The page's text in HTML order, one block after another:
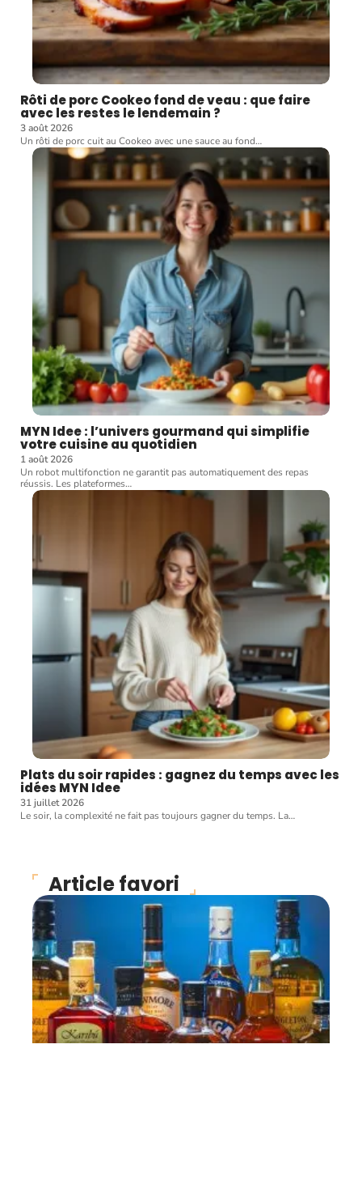
Rôti de porc Cookeo fond de veau : que faire
avec les restes le lendemain ?
3 août 2026
Un rôti de porc cuit au Cookeo avec une sauce au fond…
MYN Idee : l’univers gourmand qui simplifie
votre cuisine au quotidien
1 août 2026
Un robot multifonction ne garantit pas automatiquement des repas
réussis. Les plateformes…
Plats du soir rapides : gagnez du temps avec les
idées MYN Idee
31 juillet 2026
Le soir, la complexité ne fait pas toujours gagner du temps. La…
Article favori